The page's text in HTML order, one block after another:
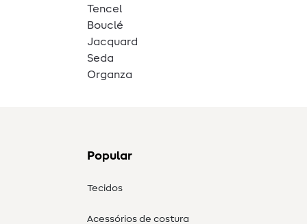
Tencel
Bouclé
Jacquard
Seda
Organza
Popular
Tecidos
Acessórios de costura